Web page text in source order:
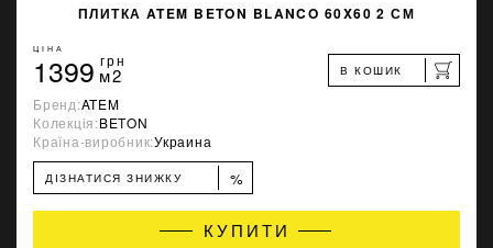
ПЛИТКА ATEM BETON BLANCO 60X60 2 СМ
ЦІНА
1399 грн
м2 В КОШИК
Бренд:ATEM
Колекція:BETON
Країна-виробник:Украина
ДІЗНАТИСЯ ЗНИЖКУ %
КУПИТИ